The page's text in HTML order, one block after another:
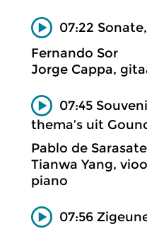
07:22
Fernando Sor
Jorge Cappa,
07:45
thema’s uit
Pablo de Sarasate
Tianwa Yang,
piano
07:56